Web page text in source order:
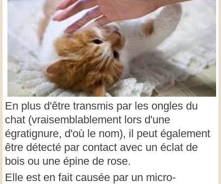
En plus d'être transmis par les ongles du
chat (vraisemblablement lors d'une
égratignure, d'où le nom), il peut également
être détecté par contact avec un éclat de
bois ou une épine de rose.
Elle est en fait causée par un micro-